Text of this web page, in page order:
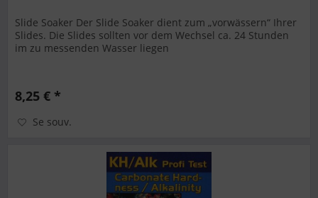
Slide Soaker Der Slide Soaker dient zum „vorwässern“ Ihrer
Slides. Die Slides sollten vor dem Wechsel ca. 24 Stunden
im zu messenden Wasser liegen
8,25 € *
Se souv.